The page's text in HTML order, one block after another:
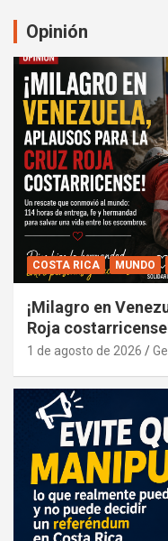
Opinión
COSTA RICA MUNDO
¡Milagro en
Roja
1 de agosto de 2026